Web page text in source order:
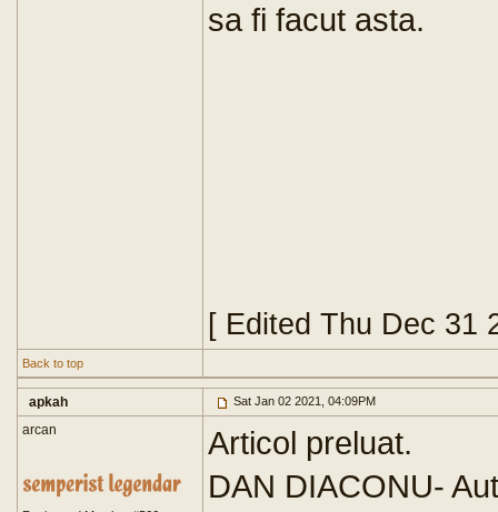
sa fi facut asta.
[ Edited Thu Dec 31
Back to top
apkah Sat Jan 02 2021, 04:09PM
arcan
Articol preluat.
DAN DIACONU-